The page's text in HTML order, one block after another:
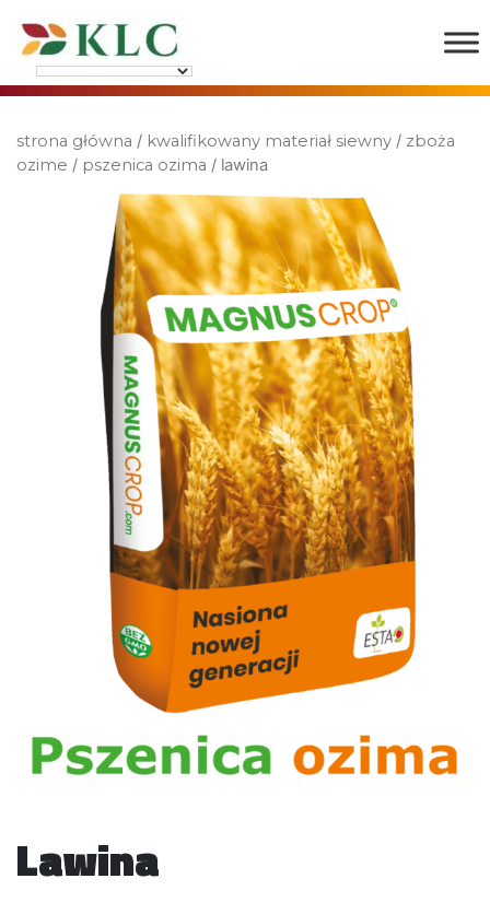
strona główna / kwalifikowany materiał siewny / zboża
ozime / pszenica ozima / lawina
Lawina